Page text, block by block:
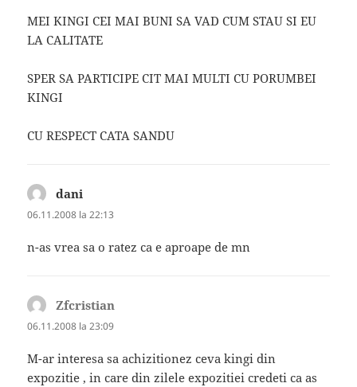
MEI KINGI CEI MAI BUNI SA VAD CUM STAU SI EU
LA CALITATE
SPER SA PARTICIPE CIT MAI MULTI CU PORUMBEI
KINGI
CU RESPECT CATA SANDU
dani
06.11.2008 la 22:13
n-as vrea sa o ratez ca e aproape de mn
Zfcristian
06.11.2008 la 23:09
M-ar interesa sa achizitionez ceva kingi din
expozitie , in care din zilele expozitiei credeti ca as